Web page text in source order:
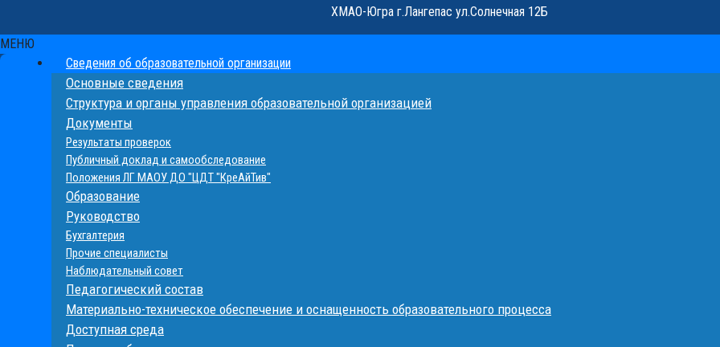
ХМАО-Югра г.Лангепас ул.Солнечная 12Б
МЕНЮ
Сведения об образовательной организации
Основные сведения
Структура и органы управления образовательной организацией
Документы
Результаты проверок
Публичный доклад и самообследование
Положения ЛГ МАОУ ДО "ЦДТ "КреАйТив"
Образование
Руководство
Бухгалтерия
Прочие специалисты
Наблюдательный совет
Педагогический состав
Материально-техническое обеспечение и оснащенность образовательного процесса
Доступная среда